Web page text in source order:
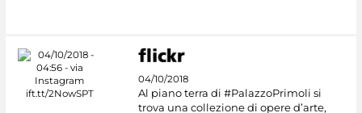
04/10/2018
Al piano terra di #PalazzoPrimoli si
trova una collezione di opere d’arte,